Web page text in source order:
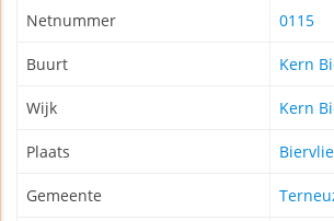
Netnummer 0115
Buurt Kern
Wijk Kern
Plaats
Gemeente